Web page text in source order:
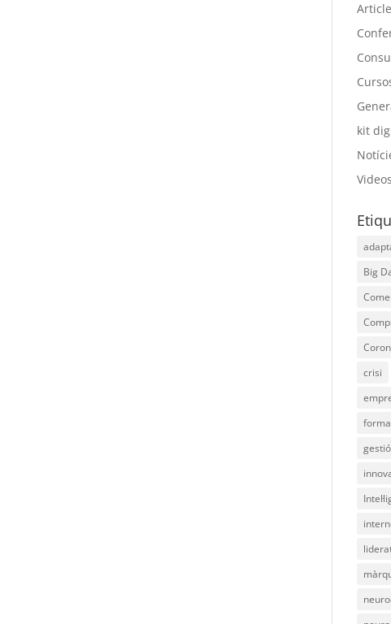
kit
Videos
Big
crisi